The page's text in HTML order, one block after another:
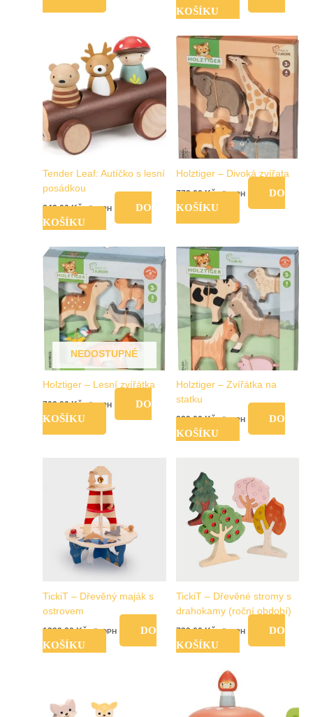
KOŠÍKU
Tender Leaf: Autíčko s lesní
posádkou
849,00Kč vč. DPH
DO
KOŠÍKU
Holztiger – Divoká zvířata
779,00Kč vč. DPH
DO
KOŠÍKU
NEDOSTUPNÉ
Holztiger – Lesní zvířátka
709,00Kč vč. DPH
DO
KOŠÍKU
Holztiger – Zvířátka na
statku
929,00Kč vč. DPH
DO
KOŠÍKU
TickiT – Dřevěný maják s
ostrovem
1329,00Kč vč. DPH
DO
KOŠÍKU
TickiT – Dřevěné stromy s
drahokamy (roční období)
739,00Kč vč. DPH
DO
KOŠÍKU